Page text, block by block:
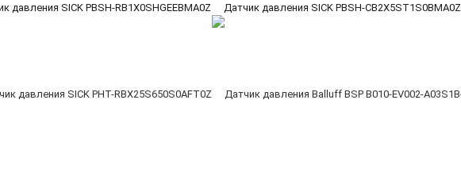
давления SICK PBSH-RB1X0SHGEEBMA0Z Датчик давления SICK PBSH-CB2X5ST1S0BMA0Z